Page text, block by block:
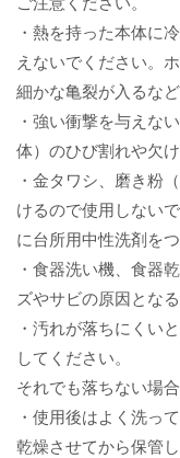
・熱を持った本体に
えないでください。
細かな亀裂が入るな
・強い衝撃を与えな
体）のひび割れや欠
・金タワシ、磨き粉
けるので使用しない
に台所用中性洗剤を
・食器洗い機、食器
ズやサビの原因とな
・汚れが落ちにくい
してください。
それでも落ちない場
・使用後はよく洗っ
乾燥させてから保管し